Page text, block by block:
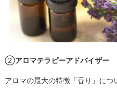
②アロマテラピーアドバイザー
アロマの最大の特徴「香り」に